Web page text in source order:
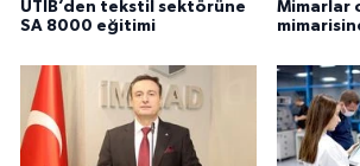
UTİB’den tekstil sektörüne
SA 8000 eğitimi
Mimarlar